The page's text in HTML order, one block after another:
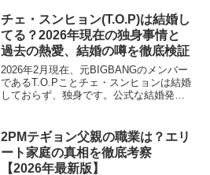
今後の展望まで、ユマさんの魅力を余す
ところなくお届け。この...
チェ・スンヒョン(T.O.P)は結婚し
てる？2026年現在の独身事情と
過去の熱愛、結婚の噂を徹底検証
2026年2月現在、元BIGBANGのメンバー
であるT.O.Pことチェ・スンヒョンは結婚
しておらず、独身です。公式な結婚発表
としての活動に加え、独特な結婚観を持
つ彼が、...
2PMテギョン父親の職業は？エリ
ート家庭の真相を徹底考察
【2026年最新版】